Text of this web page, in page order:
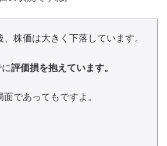
株価は大きく下落しています。
に評価損を抱えています。
であってもですよ。